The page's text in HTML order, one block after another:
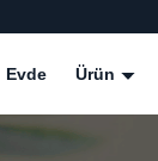
Evde Ürün